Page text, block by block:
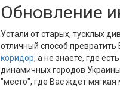
Обновление
Устали от старых, тусклых
отличный способ
коридор, а не знаете, где
динамичных городов
"место", где Вас ждет